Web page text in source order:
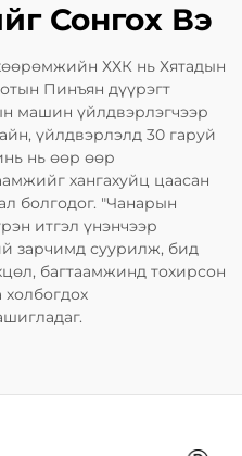
Сонгох Вэ
ХХК нь Хятадын
Пинъян дүүрэгт
машин үйлдвэрлэгчээр
үйлдвэрлэлд 30 гаруй
нь өөр өөр
хангахуйц цаасан
болгодог. "Чанарын
итгэл үнэнчээр
зарчимд суурилж, бид
багтаамжинд тохирсон